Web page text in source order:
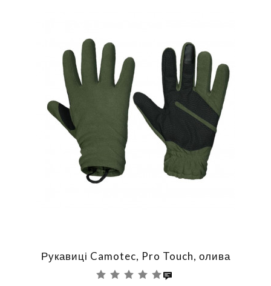
Рукавиці Camotec, Pro Touch, олива